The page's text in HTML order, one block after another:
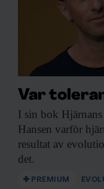
Var
I sin bok
Hansen varför
resultat av
det.
PREMIUM